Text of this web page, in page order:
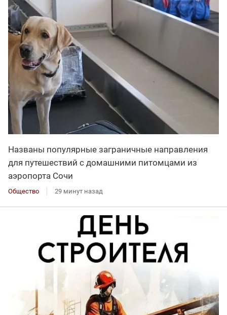
Названы популярные заграничные направления
для путешествий с домашними питомцами из
аэропорта Сочи
Общество 29 минут назад